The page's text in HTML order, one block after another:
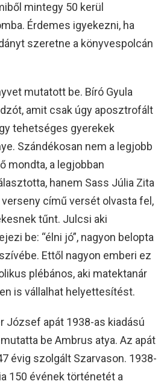
mintegy 50 kerül
Érdemes igyekezni, ha
szeretne a könyvespolcán
mutatott be. Bíró Gyula
amit csak úgy aposztrofált
tehetséges gyerekek
Szándékosan nem a legjobb
mondta, a legjobban
hanem Sass Júlia Zita
című versét olvasta fel,
tűnt. Julcsi aki
be: “élni jó”, nagyon belopta
Ettől nagyon emberi ez
plébános, aki matektanár
is vállalhat helyettesítést.
József apát 1938-as kiadású
be Ambrus atya. Az apát
évig szolgált Szarvason. 1938-
150 évének történetét a